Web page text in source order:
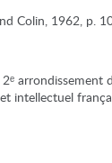
Colin, 1962, p.
intellectuel